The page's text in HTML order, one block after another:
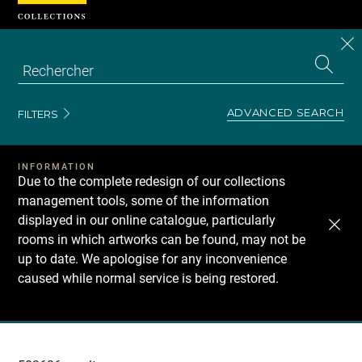
FILTERS ADVANCED SEARCH
INFORMATION
Due to the complete redesign of our collections
management tools, some of the information
displayed in our online catalogue, particularly
rooms in which artworks can be found, may not be
up to date. We apologise for any inconvenience
caused while normal service is being restored.
Recherche
Cookies management panel